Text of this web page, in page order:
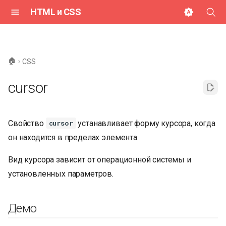
HTML и CSS
ц
а
л
и
з
ц
🏠 CSS
cursor
Свойство cursor устанавливает форму курсора, когда
он находится в пределах элемента.
Вид курсора зависит от операционной системы и
установленных параметров.
Демо